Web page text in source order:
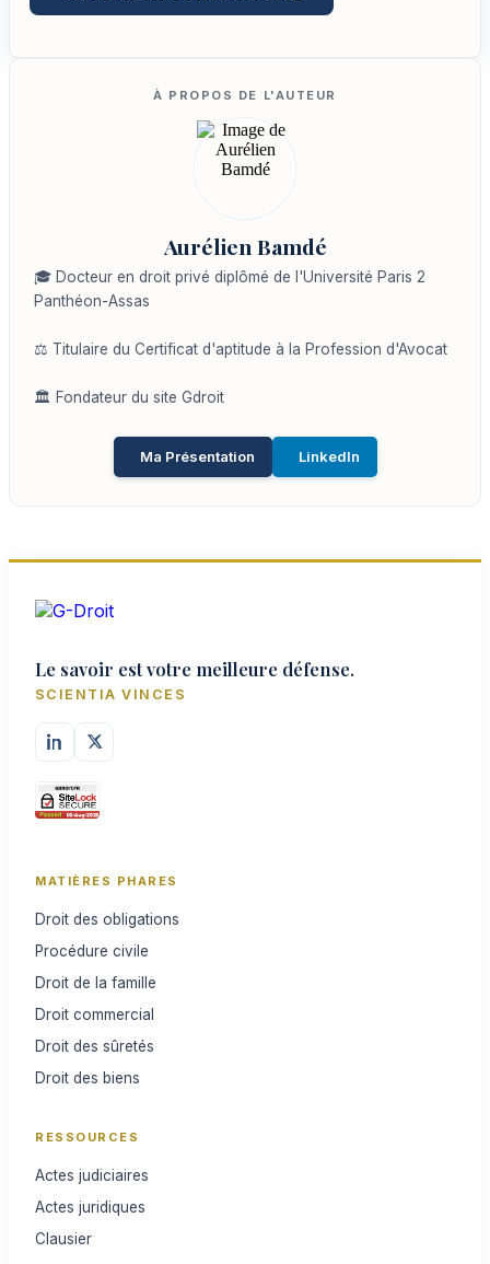
Aurélien Bamdé
🎓 Docteur en droit privé diplômé de l'Université Paris 2
Panthéon-Assas
⚖️ Titulaire du Certificat d'aptitude à la Profession d'Avocat
🏛️ Fondateur du site Gdroit
Ma Présentation LinkedIn
Le savoir est votre meilleure défense.
SCIENTIA VINCES
MATIÈRES PHARES
Droit des obligations
Procédure civile
Droit de la famille
Droit commercial
Droit des sûretés
Droit des biens
RESSOURCES
Actes judiciaires
Actes juridiques
Clausier